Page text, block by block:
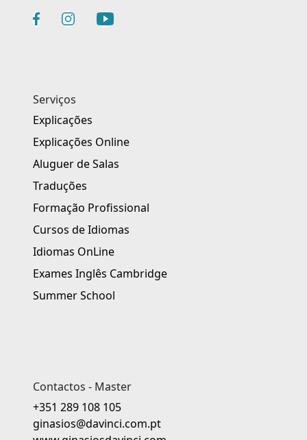
Serviços
Explicações
Explicações Online
Aluguer de Salas
Traduções
Formação Profissional
Cursos de Idiomas
Idiomas OnLine
Exames Inglês Cambridge
Summer School
Contactos - Master
+351 289 108 105
ginasios@davinci.com.pt